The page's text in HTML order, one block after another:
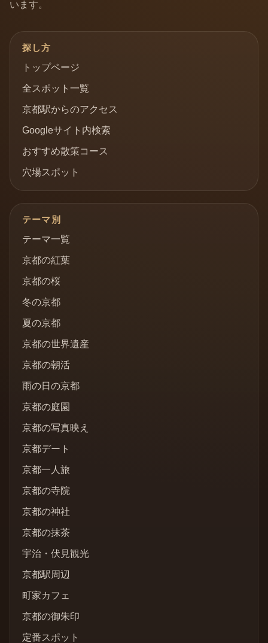
います。
探し方
トップページ
全スポット一覧
京都駅からのアクセス
Googleサイト内検索
おすすめ散策コース
穴場スポット
テーマ別
テーマ一覧
京都の紅葉
京都の桜
冬の京都
夏の京都
京都の世界遺産
京都の朝活
雨の日の京都
京都の庭園
京都の写真映え
京都デート
京都一人旅
京都の寺院
京都の神社
京都の抹茶
宇治・伏見観光
京都駅周辺
町家カフェ
京都の御朱印
定番スポット